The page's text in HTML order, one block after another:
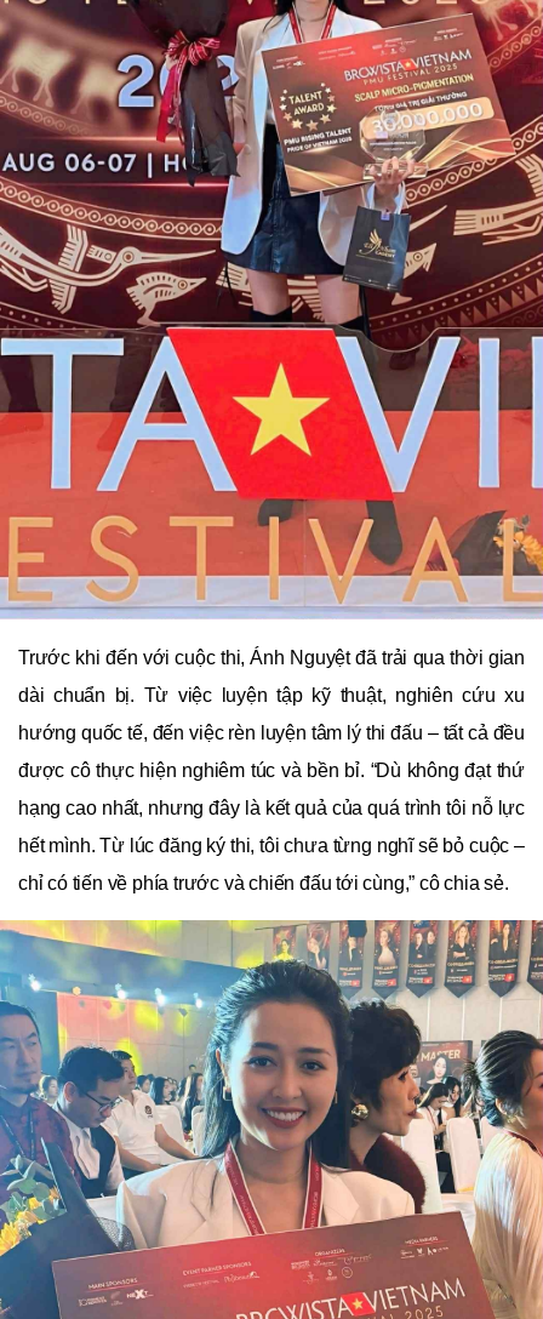
Trước khi đến với cuộc thi, Ánh Nguyệt đã trải qua thời gian
dài chuẩn bị. Từ việc luyện tập kỹ thuật, nghiên cứu xu
hướng quốc tế, đến việc rèn luyện tâm lý thi đấu – tất cả đều
được cô thực hiện nghiêm túc và bền bỉ. “Dù không đạt thứ
hạng cao nhất, nhưng đây là kết quả của quá trình tôi nỗ lực
hết mình. Từ lúc đăng ký thi, tôi chưa từng nghĩ sẽ bỏ cuộc –
chỉ có tiến về phía trước và chiến đấu tới cùng,” cô chia sẻ.